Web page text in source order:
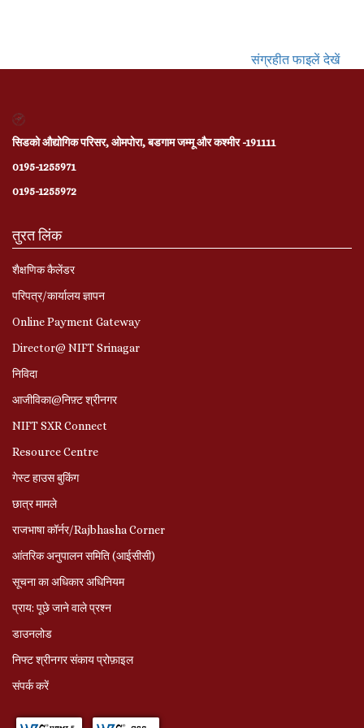
संग्रहीत फाइलें देखें
सिडको औद्योगिक परिसर, ओमपोरा, बडगाम जम्मू और कश्मीर -191111
0195-1255971
0195-1255972
तुरत लिंक
शैक्षणिक कैलेंडर
परिपत्र/कार्यालय ज्ञापन
Online Payment Gateway
Director@ NIFT Srinagar
निविदा
आजीविका@निफ़्ट श्रीनगर
NIFT SXR Connect
Resource Centre
गेस्ट हाउस बुकिंग
छात्र मामले
राजभाषा कॉर्नर/Rajbhasha Corner
आंतरिक अनुपालन समिति (आईसीसी)
सूचना का अधिकार अधिनियम
प्राय: पूछे जाने वाले प्रश्‍न
डाउनलोड
निफ्ट श्रीनगर संकाय प्रोफ़ाइल
संपर्क करें